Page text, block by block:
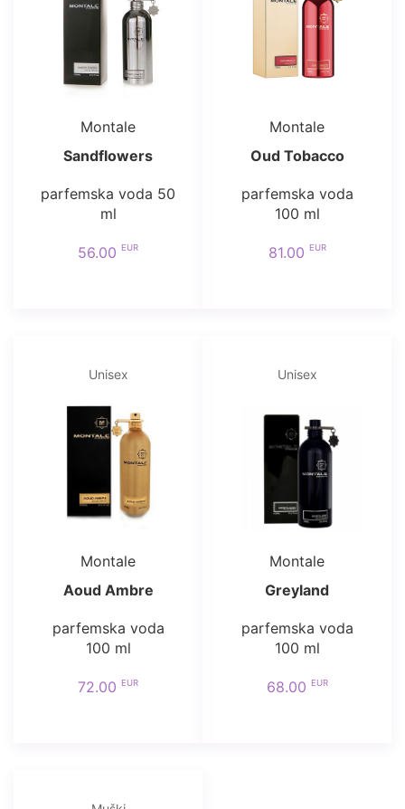
Montale
Sandflowers
parfemska voda 50
ml
56.00 EUR
Montale
Oud Tobacco
parfemska voda
100 ml
81.00 EUR
Unisex
Montale
Aoud Ambre
parfemska voda
100 ml
72.00 EUR
Unisex
Montale
Greyland
parfemska voda
100 ml
68.00 EUR